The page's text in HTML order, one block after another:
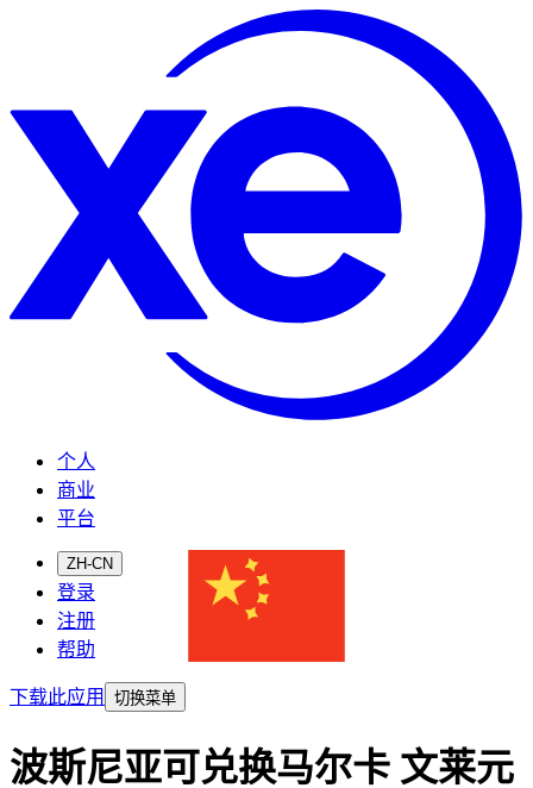
个人
商业
平台
ZH-CN
登录
注册
帮助
下载此应用
切换菜单
波斯尼亚可兑换马尔卡 文莱元